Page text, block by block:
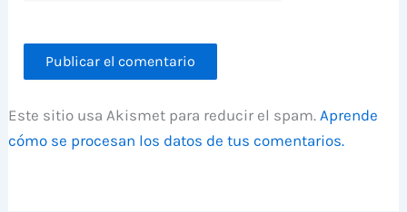
Este sitio usa Akismet para reducir el spam.Aprende
cómo se procesan los datos de tus comentarios.